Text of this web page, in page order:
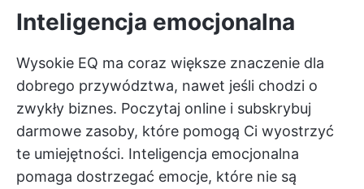
Inteligencja emocjonalna
Wysokie EQ ma coraz większe znaczenie dla
dobrego przywództwa, nawet jeśli chodzi o
zwykły biznes. Poczytaj online i subskrybuj
darmowe zasoby, które pomogą Ci wyostrzyć
te umiejętności. Inteligencja emocjonalna
pomaga dostrzegać emocje, które nie są